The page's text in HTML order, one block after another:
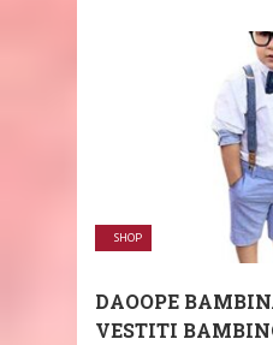
SHOP
DAOOPE
VESTITI